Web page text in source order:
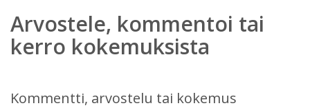
Arvostele, kommentoi tai
kerro kokemuksista
Kommentti, arvostelu tai kokemus